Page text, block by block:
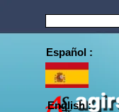
English :
Español :